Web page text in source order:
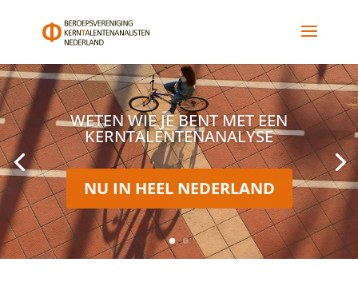
WETEN WIE JE BENT MET EEN
KERNTALENTENANALYSE
NU IN HEEL NEDERLAND